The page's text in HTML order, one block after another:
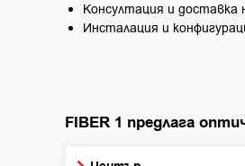
Консултация и доставка
Инсталация и
FIBER 1 предлага